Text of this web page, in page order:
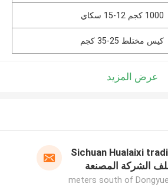
1000 كجم 12-15 سكاي
كيس مختلط 25-35 كجم
عرض المزيد
Sichuan Hualaixi
473 meters south of Dongyue